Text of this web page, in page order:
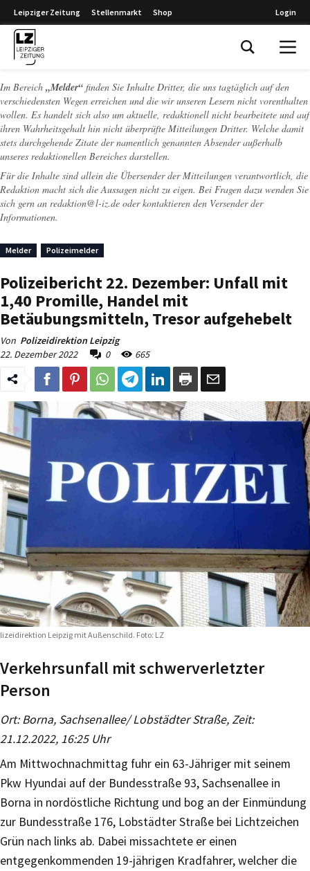
Leipziger Zeitung Stellenmarkt Shop Login
Im Bereich „Melder“ finden Sie Inhalte Dritter, die uns tagtäglich auf den
verschiedensten Wegen erreichen und die wir unseren Lesern nicht vorenthalten
wollen. Es handelt sich also um aktuelle, redaktionell nicht bearbeitete und auf
ihren Wahrheitsgehalt hin nicht überprüfte Mitteilungen Dritter. Welche damit
stets durchgehende Zitate der namentlich genannten Absender außerhalb
unseres redaktionellen Bereiches darstellen.
Für die Inhalte sind allein die Übersender der Mitteilungen verantwortlich, die
Redaktion macht sich die Aussagen nicht zu eigen. Bei Fragen dazu wenden Sie
sich gern an redaktion@l-iz.de oder kontaktieren den Versender der
Informationen.
Melder Polizeimelder
Polizeibericht 22. Dezember: Unfall mit
1,40 Promille, Handel mit
Betäubungsmitteln, Tresor aufgehebelt
Von Polizeidirektion Leipzig
22. Dezember 2022
0 665
Leipzig mit Außenschild. Foto: LZ
Verkehrsunfall mit schwerverletzter
Person
Ort: Borna, Sachsenallee/ Lobstädter Straße, Zeit:
21.12.2022, 16:25 Uhr
Am Mittwochnachmittag fuhr ein 63-Jähriger mit seinem
Pkw Hyundai auf der Bundesstraße 93, Sachsenallee in
Borna in nordöstliche Richtung und bog an der Einmündung
zur Bundesstraße 176, Lobstädter Straße bei Lichtzeichen
Grün nach links ab. Dabei missachtete er einen
entgegenkommenden 19-jährigen Kradfahrer, welcher die